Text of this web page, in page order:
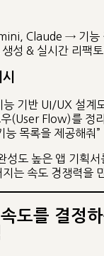
Claude → 기능
성 & 실시간 리팩토
능 기반 UI/UX 설계
(User Flow)를 정
능 목록을 제공해줘”
도 높은 앱 기획서
는 속도 경쟁력을
도를 결정